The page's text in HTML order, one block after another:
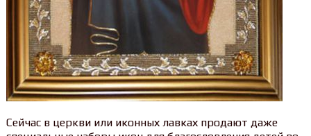
Сейчас в церкви или иконных лавках продают даже